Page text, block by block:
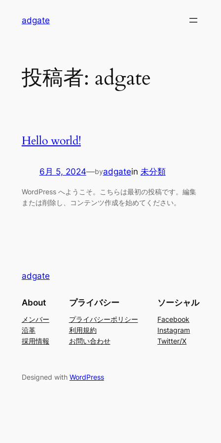
adgate
投稿者: adgate
Hello world!
6月 5, 2024—byadgatein 未分類
WordPress へようこそ。こちらは最初の投稿です。編集
または削除し、コンテンツ作成を始めてください。
adgate
About
メンバー
沿革
採用情報
プライバシー
プライバシーポリシー
利用規約
お問い合わせ
ソーシャル
Facebook
Instagram
Twitter/X
Designed with WordPress